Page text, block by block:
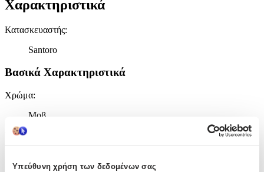
Υπεύθυνη χρήση των δεδομένων σας
Χαρακτηριστικά
Κατασκευαστής:
Santoro
Βασικά Χαρακτηριστικά
Χρώμα:
Μοβ
Τύπος